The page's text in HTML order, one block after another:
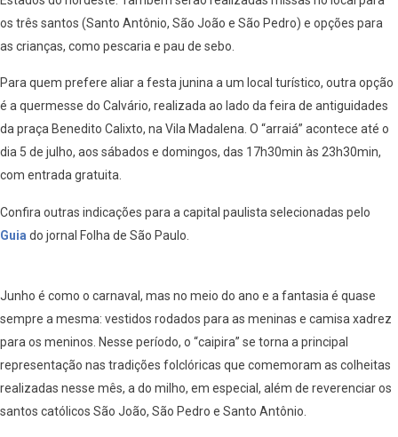
os três santos (Santo Antônio, São João e São Pedro) e opções para
as crianças, como pescaria e pau de sebo.
Para quem prefere aliar a festa junina a um local turístico, outra opção
é a quermesse do Calvário, realizada ao lado da feira de antiguidades
da praça Benedito Calixto, na Vila Madalena. O “arraiá” acontece até o
dia 5 de julho, aos sábados e domingos, das 17h30min às 23h30min,
com entrada gratuita.
Confira outras indicações para a capital paulista selecionadas pelo
Guia do jornal Folha de São Paulo.
Junho é como o carnaval, mas no meio do ano e a fantasia é quase
sempre a mesma: vestidos rodados para as meninas e camisa xadrez
para os meninos. Nesse período, o “caipira” se torna a principal
representação nas tradições folclóricas que comemoram as colheitas
realizadas nesse mês, a do milho, em especial, além de reverenciar os
santos católicos São João, São Pedro e Santo Antônio.